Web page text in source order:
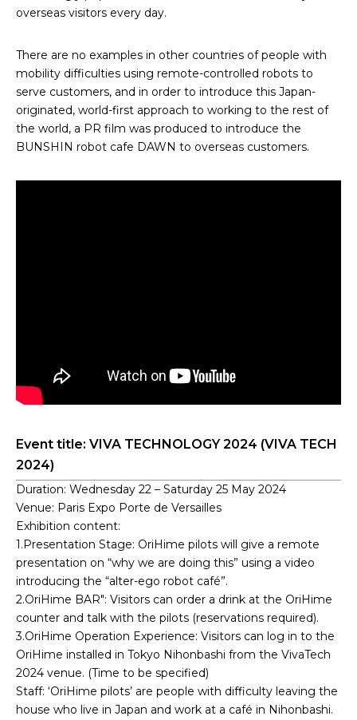
overseas visitors every day.
There are no examples in other countries of people with
mobility difficulties using remote-controlled robots to
serve customers, and in order to introduce this Japan-
originated, world-first approach to working to the rest of
the world, a PR film was produced to introduce the
BUNSHIN robot cafe DAWN to overseas customers.
Event title: VIVA TECHNOLOGY 2024 (VIVA TECH
2024)
Duration: Wednesday 22 – Saturday 25 May 2024
Venue: Paris Expo Porte de Versailles
Exhibition content:
1.Presentation Stage: OriHime pilots will give a remote
presentation on “why we are doing this” using a video
introducing the “alter-ego robot café”.
2.OriHime BAR": Visitors can order a drink at the OriHime
counter and talk with the pilots (reservations required).
3.OriHime Operation Experience: Visitors can log in to the
OriHime installed in Tokyo Nihonbashi from the VivaTech
2024 venue. (Time to be specified)
Staff: ‘OriHime pilots’ are people with difficulty leaving the
house who live in Japan and work at a café in Nihonbashi.